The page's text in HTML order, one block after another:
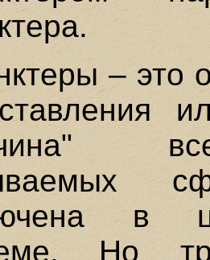
– это
в
Но